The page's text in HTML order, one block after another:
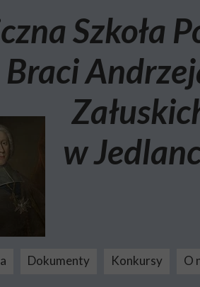
Dokumenty Konkursy O
Szkoła
w